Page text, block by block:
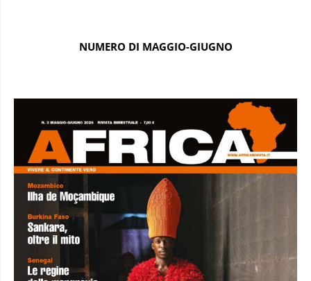
NUMERO DI MAGGIO-GIUGNO